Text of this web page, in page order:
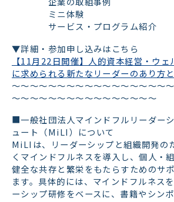
ミニ体験
サービス・プログラム紹介
▼詳細・参加申し込みはこちら
【11月22日開催】人的資本経営・ウ
に求められる新たなリーダーのあり方
～～～～～～～～～～～～～～～～～
～～～～～～～～～～～～～～～～
■一般社団法人マインドフルリーダー
ュート（MiLI）について
MiLIは、リーダーシップと組織開発の
くマインドフルネスを導入し、個人・
健全な共存と繁栄をもたらすためのサ
ます。具体的には、マインドフルネス
ーシップ研修をベースに、書籍やシン